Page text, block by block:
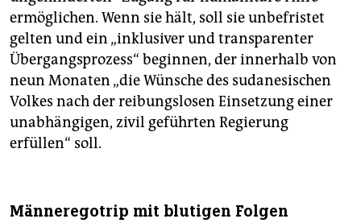
ermöglichen. Wenn sie hält, soll sie unbefristet
gelten und ein „inklusiver und transparenter
Übergangsprozess“ beginnen, der innerhalb von
neun Monaten „die Wünsche des sudanesischen
Volkes nach der reibungslosen Einsetzung einer
unabhängigen, zivil geführten Regierung
erfüllen“ soll.
Männeregotrip mit blutigen Folgen